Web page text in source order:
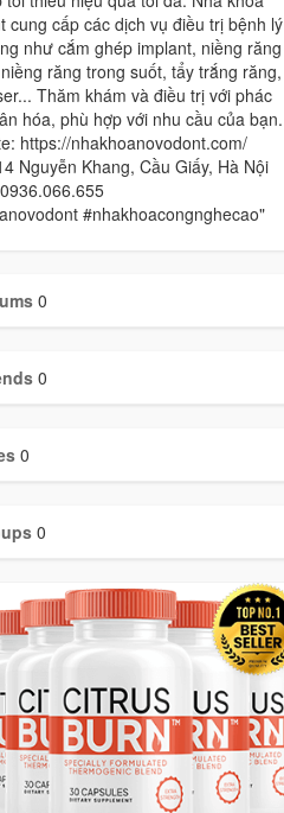
cung cấp các dịch vụ điều trị bệnh lý
như cắm ghép implant, niềng răng
răng trong suốt, tẩy trắng răng,
Thăm khám và điều trị với phác
hóa, phù hợp với nhu cầu của bạn.
https://nhakhoanovodont.com/
Nguyễn Khang, Cầu Giấy, Hà Nội
#nhakhoacongnghecao"
0
0
0
0